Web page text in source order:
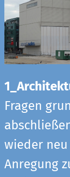
Fragen
wieder
Anregung